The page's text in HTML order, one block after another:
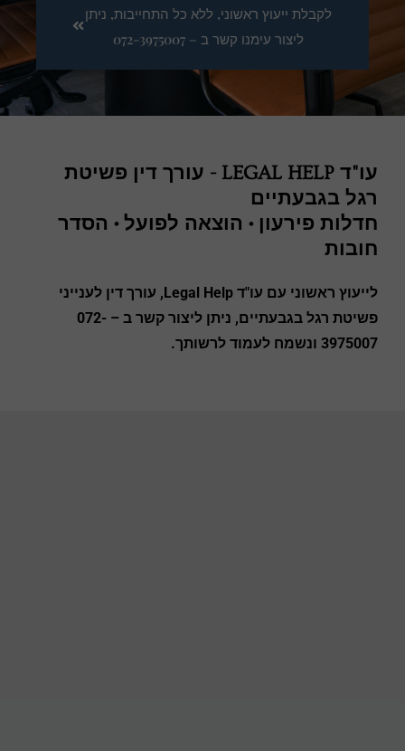
לקבלת ייעוץ ראשוני, ללא כל התחייבות, ניתן
ליצור עימנו קשר ב – 072-3975007
עו"ד LEGAL HELP - עורך דין פשיטת
רגל בגבעתיים
חדלות פירעון • הוצאה לפועל • הסדר
חובות
לייעוץ ראשוני עם עו"ד Legal Help
, עורך דין לענייני
פשיטת רגל בגבעתיים, ניתן ליצור קשר ב – 072-
3975007 ונשמח לעמוד לרשותך.